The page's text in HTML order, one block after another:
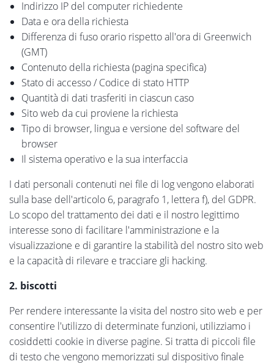
Indirizzo IP del computer richiedente
Data e ora della richiesta
Differenza di fuso orario rispetto all'ora di Greenwich
(GMT)
Contenuto della richiesta (pagina specifica)
Stato di accesso / Codice di stato HTTP
Quantità di dati trasferiti in ciascun caso
Sito web da cui proviene la richiesta
Tipo di browser, lingua e versione del software del
browser
Il sistema operativo e la sua interfaccia
I dati personali contenuti nei file di log vengono elaborati
sulla base dell'articolo 6, paragrafo 1, lettera f), del GDPR.
Lo scopo del trattamento dei dati e il nostro legittimo
interesse sono di facilitare l'amministrazione e la
visualizzazione e di garantire la stabilità del nostro sito web
e la capacità di rilevare e tracciare gli hacking.
2. biscotti
Per rendere interessante la visita del nostro sito web e per
consentire l'utilizzo di determinate funzioni, utilizziamo i
cosiddetti cookie in diverse pagine. Si tratta di piccoli file
di testo che vengono memorizzati sul dispositivo finale